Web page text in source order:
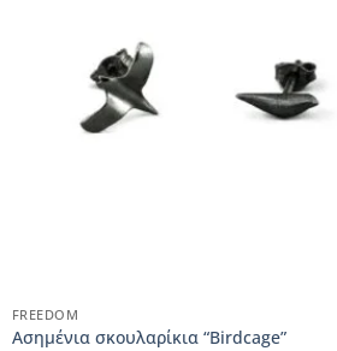
FREEDOM
Ασημένια σκουλαρίκια “Birdcage”